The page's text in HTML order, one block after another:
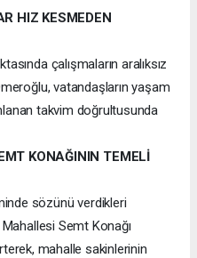
HIZ KESMEDEN
çalışmaların aralıksız
vatandaşların yaşam
takvim doğrultusunda
KONAĞININ TEMELİ
sözünü verdikleri
Semt Konağı
mahalle sakinlerinin